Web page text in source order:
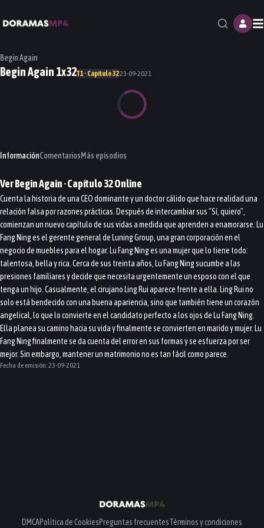
Begin Again
Begin Again 1x32T1 · Capítulo 3223-09-2021
InformaciónComentariosMás episodios
VerBegin Again· Capítulo32Online
Cuenta la historia de una CEO dominante y un doctor cálido que hace realidad una
relación falsa por razones prácticas. Después de intercambiar sus "Sí, quiero",
comienzan un nuevo capítulo de sus vidas a medida que aprenden a enamorarse. Lu
Fang Ning es el gerente general de Luning Group, una gran corporación en el
negocio de muebles para el hogar. Lu Fang Ning es una mujer que lo tiene todo:
talentosa, bella y rica. Cerca de sus treinta años, Lu Fang Ning sucumbe a las
presiones familiares y decide que necesita urgentemente un esposo con el que
tenga un hijo. Casualmente, el cirujano Ling Rui aparece frente a ella. Ling Rui no
solo está bendecido con una buena apariencia, sino que también tiene un corazón
angelical, lo que lo convierte en el candidato perfecto a los ojos de Lu Fang Ning.
Ella planea su camino hacia su vida y finalmente se convierten en marido y mujer. Lu
Fang Ning finalmente se da cuenta del error en sus formas y se esfuerza por ser
mejor. Sin embargo, mantener un matrimonio no es tan fácil como parece.
Fecha de emisión:23-09-2021
DMCAPolítica de CookiesPreguntas frecuentesTérminos y condiciones